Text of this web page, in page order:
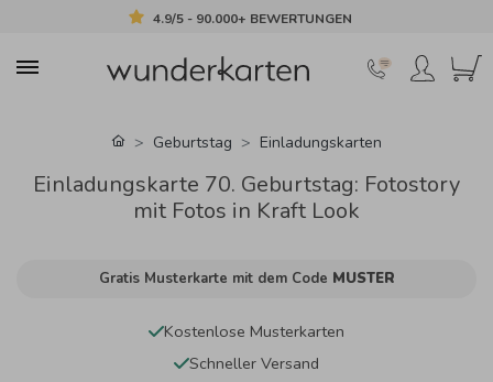
4.9/5 - 90.000+ BEWERTUNGEN
Geburtstag Einladungskarten
Einladungskarte 70. Geburtstag: Fotostory
mit Fotos in Kraft Look
Gratis Musterkarte mit dem Code MUSTER
Kostenlose Musterkarten
Schneller Versand